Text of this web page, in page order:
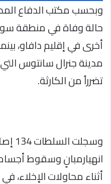
أخرى في إقليم دافاو،
مدينة جنرال سانتوس
تضرراً من الكارثة.
انهيارمبانٍ وسقوط
أثناء محاولات الإخلاء،